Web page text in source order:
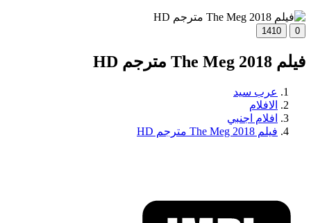
0
1410
فيلم The Meg 2018 مترجم HD
عرب سيد
الافلام
افلام اجنبي
فيلم The Meg 2018 مترجم HD